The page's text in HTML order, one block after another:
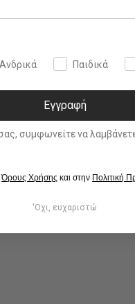
Ανδρικά Παιδικά
Εγγραφή
να λαμβάνετε
Όρους Χρήσης και στην Πολιτική
'Οχι, ευχαριστώ